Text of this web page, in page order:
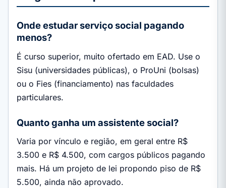
Onde estudar serviço social pagando
menos?
É curso superior, muito ofertado em EAD. Use o
Sisu (universidades públicas), o ProUni (bolsas)
ou o Fies (financiamento) nas faculdades
particulares.
Quanto ganha um assistente social?
Varia por vínculo e região, em geral entre R$
3.500 e R$ 4.500, com cargos públicos pagando
mais. Há um projeto de lei propondo piso de R$
5.500, ainda não aprovado.